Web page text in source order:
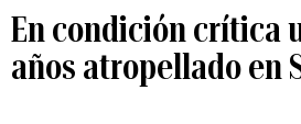
En condición crítica
años atropellado en